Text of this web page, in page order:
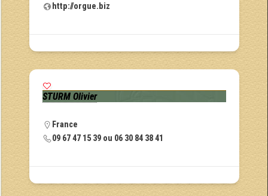
http://orgue.biz
STURM Olivier
France
09 67 47 15 39 ou 06 30 84 38 41